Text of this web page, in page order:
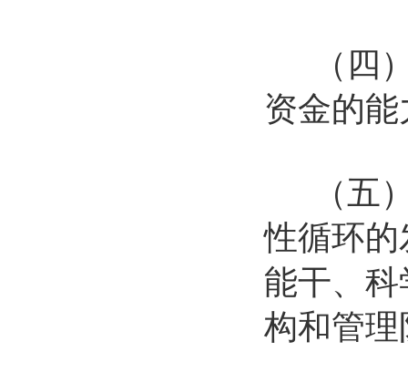
（四）
资金的
（五）
性循环
能干、
构和管理